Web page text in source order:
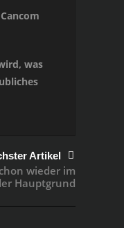
was
Artikel
wieder im
Hauptgrund